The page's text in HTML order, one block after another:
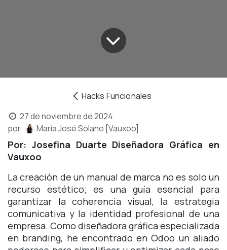
Hacks Funcionales
27 de noviembre de 2024
por
María José Solano [Vauxoo]
Por: Josefina Duarte Diseñadora Gráfica en
Vauxoo
La creación de un manual de marca no es solo un
recurso estético; es una guía esencial para
garantizar la coherencia visual, la estrategia
comunicativa y la identidad profesional de una
empresa. Como diseñadora gráfica especializada
en branding, he encontrado en Odoo un aliado